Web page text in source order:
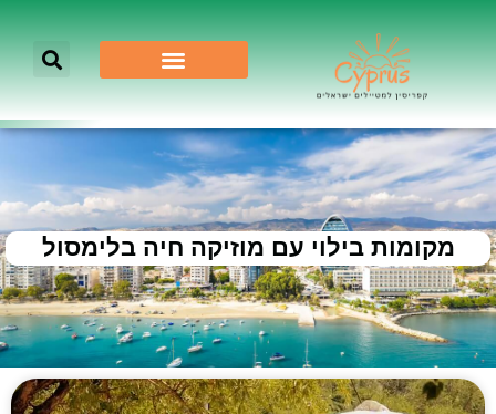
מקומות בילוי עם מוזיקה חיה בלימסול